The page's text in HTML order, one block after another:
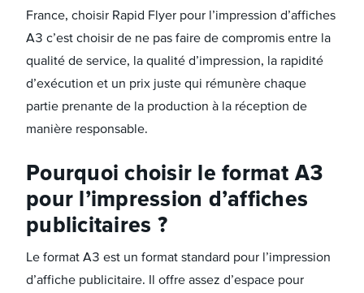
France, choisir Rapid Flyer pour l’impression d’affiches
A3 c’est choisir de ne pas faire de compromis entre la
qualité de service, la qualité d’impression, la rapidité
d’exécution et un prix juste qui rémunère chaque
partie prenante de la production à la réception de
manière responsable.
Pourquoi choisir le format A3
pour l’impression d’affiches
publicitaires ?
Le format A3 est un format standard pour l’impression
d’affiche publicitaire. Il offre assez d’espace pour